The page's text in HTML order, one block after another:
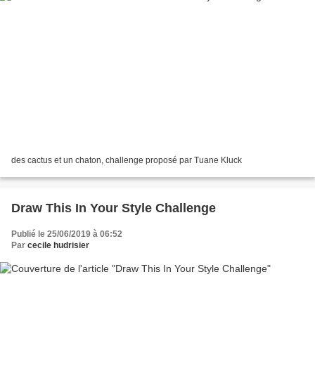
des cactus et un chaton, challenge proposé par Tuane Kluck
Draw This In Your Style Challenge
Publié le 25/06/2019 à 06:52
Par cecile hudrisier